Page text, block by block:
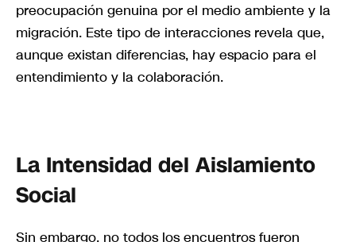
preocupación genuina por el medio ambiente y la
migración. Este tipo de interacciones revela que,
aunque existan diferencias, hay espacio para el
entendimiento y la colaboración.
La Intensidad del Aislamiento
Social
Sin embargo, no todos los encuentros fueron